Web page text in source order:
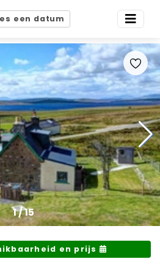
een datum
1/15
en prijs